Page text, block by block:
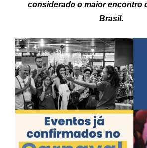
considerado o maior encontro
Brasil.